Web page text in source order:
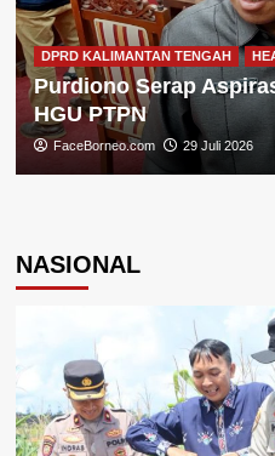
DPRD KALIMANTAN TENGAH
Purdiono Serap
HGU PTPN
FaceBorneo.com 29 Juli 2026
NASIONAL